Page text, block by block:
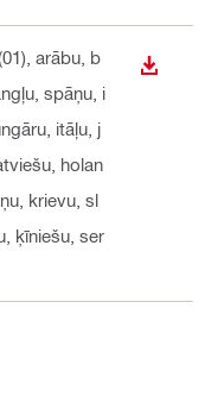
, arābu, b
spāņu, i
itāļu, j
holan
krievu, sl
ķīniešu, ser